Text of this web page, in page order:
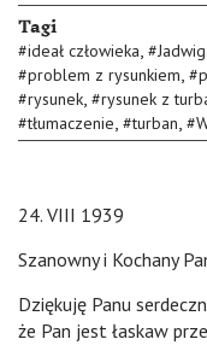
Tagi
#ideał człowieka, #
#problem z rysunkiem, #
#rysunek, #rysunek z
#tłumaczenie, #turban, #
24. VIII 1939
Szanowny i Kochany
Dziękuję Panu
że Pan jest łaskaw